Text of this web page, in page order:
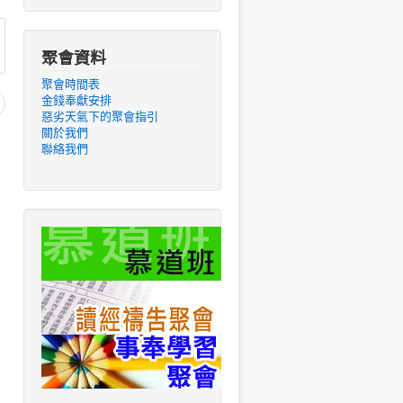
聚會資料
聚會時間表
金錢奉獻安排
惡劣天氣下的聚會指引
關於我們
聯絡我們